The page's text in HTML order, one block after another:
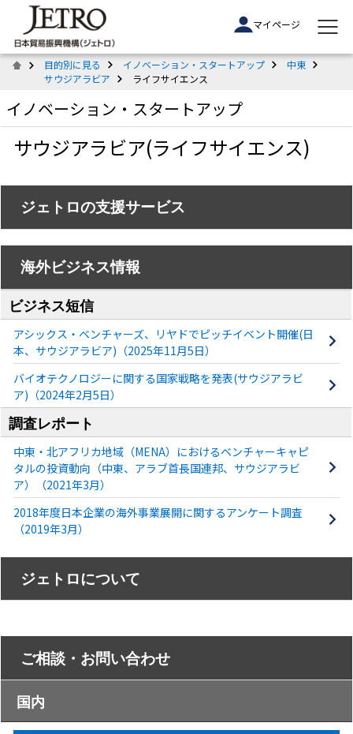
マイページ
目的別に見る イノベーション・スタートアップ
中東
サウジアラビア
ライフサイエンス
イノベーション・スタートアップ
サウジアラビア(ライフサイエンス)
ジェトロの支援サービス
海外ビジネス情報
ビジネス短信
アシックス・ベンチャーズ、リヤドでピッチイベント開催(日
本、サウジアラビア)（2025年11月5日）
バイオテクノロジーに関する国家戦略を発表(サウジアラビ
ア)（2024年2月5日）
調査レポート
中東・北アフリカ地域（MENA）におけるベンチャーキャピ
タルの投資動向（中東、アラブ首長国連邦、サウジアラビ
ア）（2021年3月）
2018年度日本企業の海外事業展開に関するアンケート調査
（2019年3月）
ジェトロについて
ご相談・お問い合わせ
国内